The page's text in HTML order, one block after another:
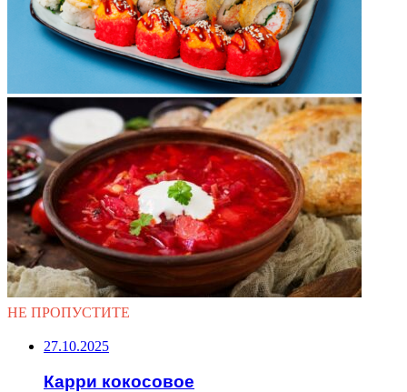
НЕ ПРОПУСТИТЕ
27.10.2025
Карри кокосовое